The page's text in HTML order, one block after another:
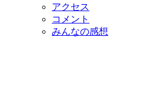
アクセス
コメント
みんなの感想